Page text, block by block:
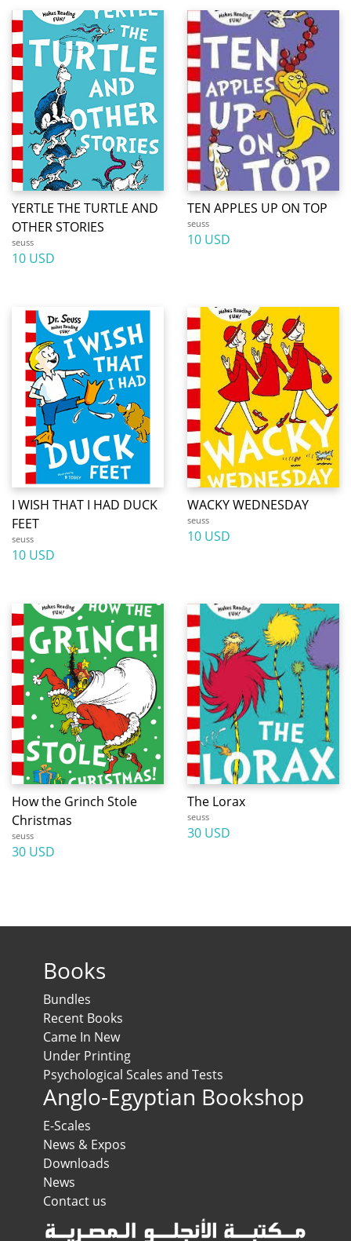
YERTLE THE TURTLE AND
OTHER STORIES
seuss
10 USD
TEN APPLES UP ON TOP
seuss
10 USD
I WISH THAT I HAD DUCK
FEET
seuss
10 USD
WACKY WEDNESDAY
seuss
10 USD
How the Grinch Stole
Christmas
seuss
30 USD
The Lorax
seuss
30 USD
Books
Bundles
Recent Books
Came In New
Under Printing
Psychological Scales and Tests
Anglo-Egyptian Bookshop
E-Scales
News & Expos
Downloads
News
Contact us